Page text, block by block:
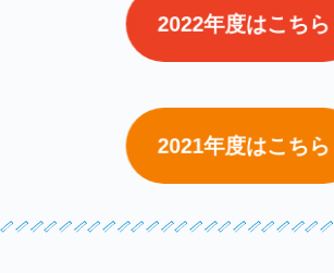
2022年度はこちら
2021年度はこちら